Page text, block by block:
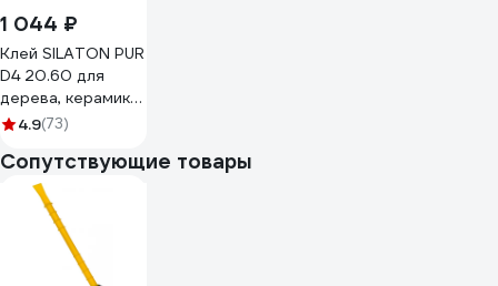
1 044 ₽
Клей SILATON PUR
D4 20.60 для
дерева, керамики,
металла и стекла,
кг PURD4/1
4.9(73)
Сопутствующие товары